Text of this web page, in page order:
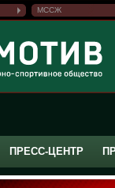
МССЖ
ПРЕСС-ЦЕНТР